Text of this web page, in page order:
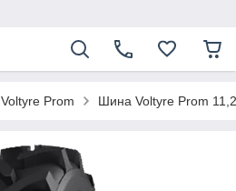
Voltyre Prom Шина Voltyre Prom